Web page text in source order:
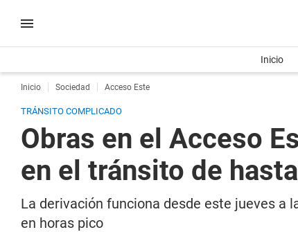
Inicio
Inicio Sociedad Acceso Este
TRÁNSITO COMPLICADO
Obras en el Acceso
en el tránsito de
La derivación funciona desde este jueves a
en horas pico